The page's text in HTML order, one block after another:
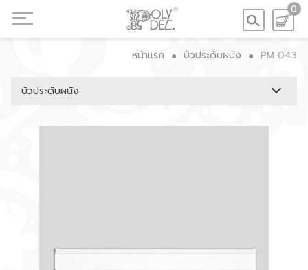
0
หน้าแรก ● บัวประดับผนัง ● PM 043
บัวประดับผนัง